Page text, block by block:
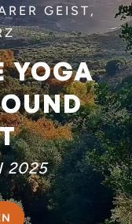
GEIST,
YOGA
2025